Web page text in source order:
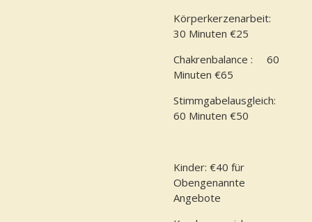
Körperkerzenarbeit:
30 Minuten €25
Chakrenbalance : 60
Minuten €65
Stimmgabelausgleich:
60 Minuten €50
Kinder: €40 für
Obengenannte
Angebote